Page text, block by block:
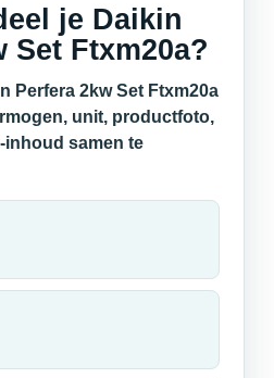
je Daikin
Set Ftxm20a?
Perfera 2kw Set Ftxm20a
unit, productfoto,
inhoud samen te